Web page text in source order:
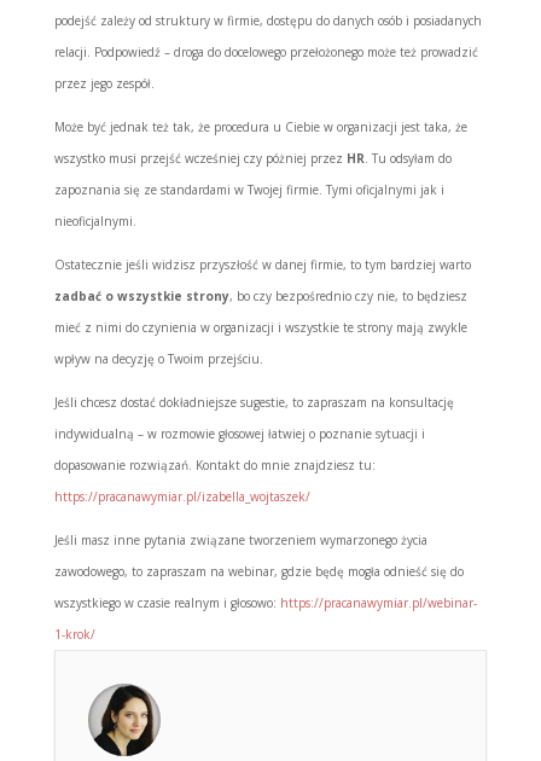
podejść zależy od struktury w firmie, dostępu do danych osób i posiadanych
relacji. Podpowiedź – droga do docelowego przełożonego może też prowadzić
przez jego zespół.
Może być jednak też tak, że procedura u Ciebie w organizacji jest taka, że
wszystko musi przejść wcześniej czy póżniej przez HR. Tu odsyłam do
zapoznania się ze standardami w Twojej firmie. Tymi oficjalnymi jak i
nieoficjalnymi.
Ostatecznie jeśli widzisz przyszłość w danej firmie, to tym bardziej warto
zadbać o wszystkie strony, bo czy bezpośrednio czy nie, to będziesz
mieć z nimi do czynienia w organizacji i wszystkie te strony mają zwykle
wpływ na decyzję o Twoim przejściu.
Jeśli chcesz dostać dokładniejsze sugestie, to zapraszam na konsultację
indywidualną – w rozmowie głosowej łatwiej o poznanie sytuacji i
dopasowanie rozwiązań. Kontakt do mnie znajdziesz tu:
https://pracanawymiar.pl/izabella_wojtaszek/
Jeśli masz inne pytania związane tworzeniem wymarzonego życia
zawodowego, to zapraszam na webinar, gdzie będę mogła odnieść się do
wszystkiego w czasie realnym i głosowo: https://pracanawymiar.pl/webinar-
1-krok/